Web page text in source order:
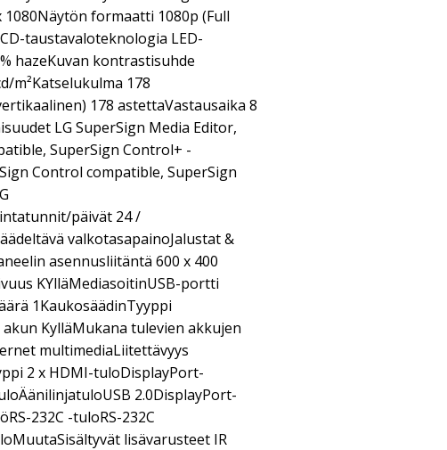
1080Näytön formaatti 1080p (Full
taustavaloteknologia LED-
hazeKuvan kontrastisuhde
m²Katselukulma 178
178 astettaVastausaika 8
LG SuperSign Media Editor,
SuperSign Control+ -
Control compatible, SuperSign
päivät 24 /
valkotasapainoJalustat &
asennusliitäntä 600 x 400
KYlläMediasoitinUSB-portti
1KaukosäädinTyyppi
akun KylläMukana tulevien akkujen
multimediaLiitettävyys
2 x HDMI-tuloDisplayPort-
2.0DisplayPort-
232C -tuloRS-232C
lisävarusteet IR